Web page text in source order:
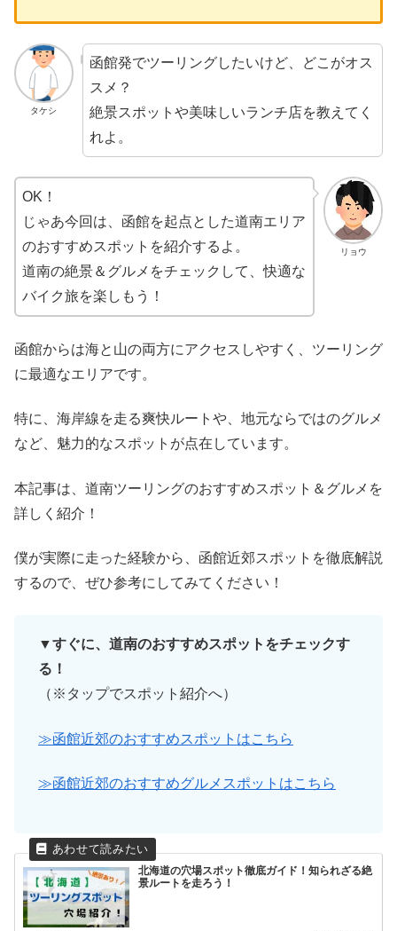
タケシ
函館発でツーリングしたいけど、どこがオス
スメ？
絶景スポットや美味しいランチ店を教えてく
れよ。
リョウ
OK！
じゃあ今回は、函館を起点とした道南エリア
のおすすめスポットを紹介するよ。
道南の絶景＆グルメをチェックして、快適な
バイク旅を楽しもう！
函館からは海と山の両方にアクセスしやすく、ツーリング
に最適なエリアです。
特に、海岸線を走る爽快ルートや、地元ならではのグルメ
など、魅力的なスポットが点在しています。
本記事は、道南ツーリングのおすすめスポット＆グルメを
詳しく紹介！
僕が実際に走った経験から、函館近郊スポットを徹底解説
するので、ぜひ参考にしてみてください！
▼すぐに、道南のおすすめスポットをチェックす
る！
（※タップでスポット紹介へ）
≫函館近郊のおすすめスポットはこちら
≫函館近郊のおすすめグルメスポットはこちら
北海道の穴場スポット徹底ガイド！知られざる絶
景ルートを走ろう！